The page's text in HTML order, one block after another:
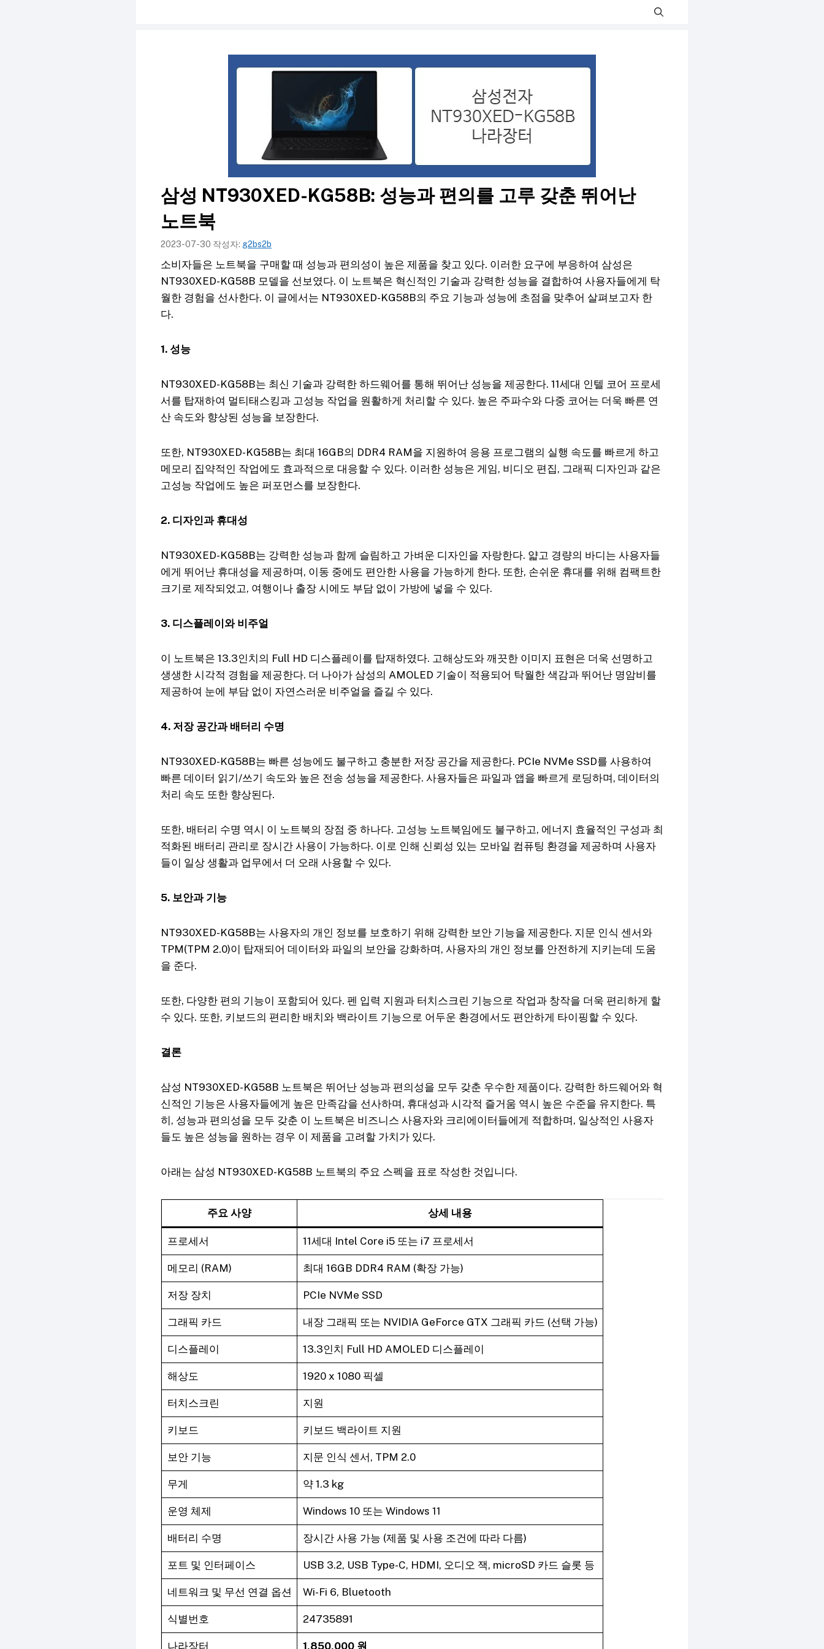
삼성 NT930XED-KG58B: 성능과 편의를 고루 갖춘 뛰어난
노트북
2023-07-30 작성자: g2bs2b
소비자들은 노트북을 구매할 때 성능과 편의성이 높은 제품을 찾고 있다. 이러한 요구에 부응하여 삼성은
NT930XED-KG58B 모델을 선보였다. 이 노트북은 혁신적인 기술과 강력한 성능을 결합하여 사용자들에게 탁
월한 경험을 선사한다. 이 글에서는 NT930XED-KG58B의 주요 기능과 성능에 초점을 맞추어 살펴보고자 한
다.
1. 성능
NT930XED-KG58B는 최신 기술과 강력한 하드웨어를 통해 뛰어난 성능을 제공한다. 11세대 인텔 코어 프로세
서를 탑재하여 멀티태스킹과 고성능 작업을 원활하게 처리할 수 있다. 높은 주파수와 다중 코어는 더욱 빠른 연
산 속도와 향상된 성능을 보장한다.
또한, NT930XED-KG58B는 최대 16GB의 DDR4 RAM을 지원하여 응용 프로그램의 실행 속도를 빠르게 하고
메모리 집약적인 작업에도 효과적으로 대응할 수 있다. 이러한 성능은 게임, 비디오 편집, 그래픽 디자인과 같은
고성능 작업에도 높은 퍼포먼스를 보장한다.
2. 디자인과 휴대성
NT930XED-KG58B는 강력한 성능과 함께 슬림하고 가벼운 디자인을 자랑한다. 얇고 경량의 바디는 사용자들
에게 뛰어난 휴대성을 제공하며, 이동 중에도 편안한 사용을 가능하게 한다. 또한, 손쉬운 휴대를 위해 컴팩트한
크기로 제작되었고, 여행이나 출장 시에도 부담 없이 가방에 넣을 수 있다.
3. 디스플레이와 비주얼
이 노트북은 13.3인치의 Full HD 디스플레이를 탑재하였다. 고해상도와 깨끗한 이미지 표현은 더욱 선명하고
생생한 시각적 경험을 제공한다. 더 나아가 삼성의 AMOLED 기술이 적용되어 탁월한 색감과 뛰어난 명암비를
제공하여 눈에 부담 없이 자연스러운 비주얼을 즐길 수 있다.
4. 저장 공간과 배터리 수명
NT930XED-KG58B는 빠른 성능에도 불구하고 충분한 저장 공간을 제공한다. PCIe NVMe SSD를 사용하여
빠른 데이터 읽기/쓰기 속도와 높은 전송 성능을 제공한다. 사용자들은 파일과 앱을 빠르게 로딩하며, 데이터의
처리 속도 또한 향상된다.
또한, 배터리 수명 역시 이 노트북의 장점 중 하나다. 고성능 노트북임에도 불구하고, 에너지 효율적인 구성과 최
적화된 배터리 관리로 장시간 사용이 가능하다. 이로 인해 신뢰성 있는 모바일 컴퓨팅 환경을 제공하며 사용자
들이 일상 생활과 업무에서 더 오래 사용할 수 있다.
5. 보안과 기능
NT930XED-KG58B는 사용자의 개인 정보를 보호하기 위해 강력한 보안 기능을 제공한다. 지문 인식 센서와
TPM(TPM 2.0)이 탑재되어 데이터와 파일의 보안을 강화하며, 사용자의 개인 정보를 안전하게 지키는데 도움
을 준다.
또한, 다양한 편의 기능이 포함되어 있다. 펜 입력 지원과 터치스크린 기능으로 작업과 창작을 더욱 편리하게 할
수 있다. 또한, 키보드의 편리한 배치와 백라이트 기능으로 어두운 환경에서도 편안하게 타이핑할 수 있다.
결론
삼성 NT930XED-KG58B 노트북은 뛰어난 성능과 편의성을 모두 갖춘 우수한 제품이다. 강력한 하드웨어와 혁
신적인 기능은 사용자들에게 높은 만족감을 선사하며, 휴대성과 시각적 즐거움 역시 높은 수준을 유지한다. 특
히, 성능과 편의성을 모두 갖춘 이 노트북은 비즈니스 사용자와 크리에이터들에게 적합하며, 일상적인 사용자
들도 높은 성능을 원하는 경우 이 제품을 고려할 가치가 있다.
아래는 삼성 NT930XED-KG58B 노트북의 주요 스펙을 표로 작성한 것입니다.
주요 사양 상세 내용
프로세서 11세대 Intel Core i5 또는 i7 프로세서
메모리 (RAM) 최대 16GB DDR4 RAM (확장 가능)
저장 장치 PCIe NVMe SSD
그래픽 카드 내장 그래픽 또는 NVIDIA GeForce GTX 그래픽 카드 (선택 가능)
디스플레이 13.3인치 Full HD AMOLED 디스플레이
해상도 1920 x 1080 픽셀
터치스크린 지원
키보드 키보드 백라이트 지원
보안 기능 지문 인식 센서, TPM 2.0
무게 약 1.3 kg
운영 체제 Windows 10 또는 Windows 11
배터리 수명 장시간 사용 가능 (제품 및 사용 조건에 따라 다름)
포트 및 인터페이스 USB 3.2, USB Type-C, HDMI, 오디오 잭, microSD 카드 슬롯 등
네트워크 및 무선 연결 옵션 Wi-Fi 6, Bluetooth
식별번호 24735891
나라장터 1,850,000 원